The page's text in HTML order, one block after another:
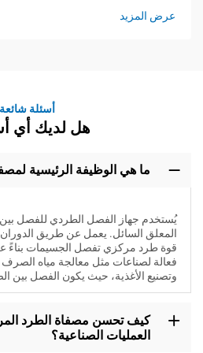
عرض المزيد
أسئلة شائعة
هل لديك أي
ما هي الوظيفة الرئيسية
يُستخدم جهاز الفصل الطردي للفصل بين
المعلق السائل. يعمل عن طريق
قوة طرد مركزي تفصل الجسيمات بناءً
فعالة لصناعات مثل معالجة مياه
وتصنيع الأغذية، حيث يكون الفصل بين
كيف تحسن مصفاة الطرد
العمليات الصناعية؟